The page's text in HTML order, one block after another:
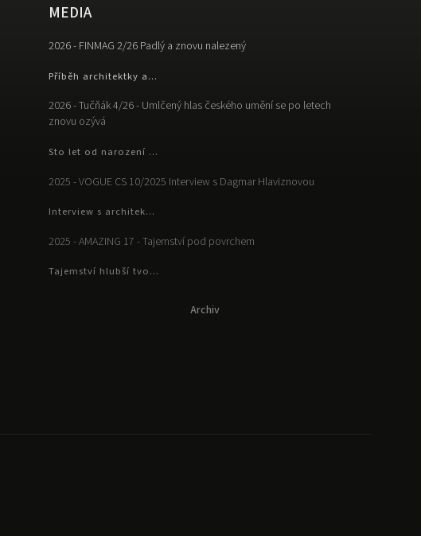
MEDIA
2026 - FINMAG 2/26 Padlý a znovu nalezený
Příběh architektky a...
2026 - Tučňák 4/26 - Umlčený hlas českého umění se po letech
znovu ozývá
Sto let od narození ...
2025 - VOGUE CS 10/2025 Interview s Dagmar Hlaviznovou
Interview s architek...
2025 - AMAZING 17 - Tajemství pod povrchem
Tajemství hlubší tvo...
Archiv